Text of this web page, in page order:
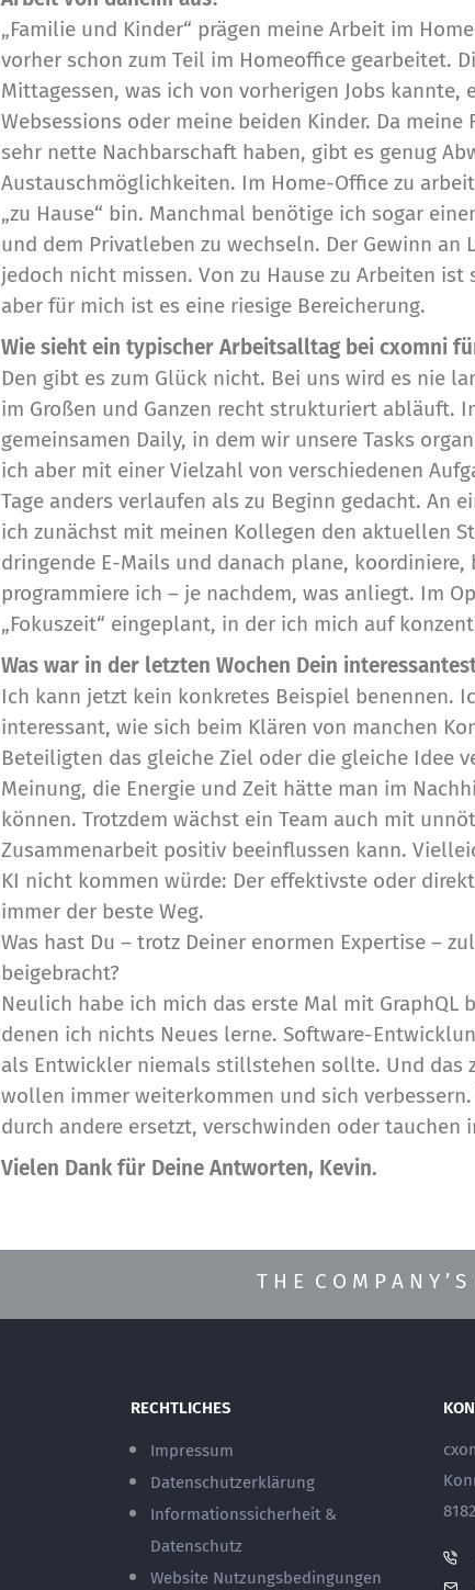
„Familie und Kinder“ prägen meine Arbeit im
vorher schon zum Teil im Homeoffice gearbeitet.
Mittagessen, was ich von vorherigen Jobs kannte,
Websessions oder meine beiden Kinder. Da
sehr nette Nachbarschaft haben, gibt es genug
Austauschmöglichkeiten. Im Home-Office zu
„zu Hause“ bin. Manchmal benötige ich sogar
und dem Privatleben zu wechseln. Der Gewinn an
jedoch nicht missen. Von zu Hause zu Arbeiten
aber für mich ist es eine riesige Bereicherung.
Wie sieht ein typischer Arbeitsalltag bei cxomni
Den gibt es zum Glück nicht. Bei uns wird es nie
im Großen und Ganzen recht strukturiert abläuft.
gemeinsamen Daily, in dem wir unsere Tasks
ich aber mit einer Vielzahl von verschiedenen
Tage anders verlaufen als zu Beginn gedacht. An
ich zunächst mit meinen Kollegen den aktuellen
dringende E-Mails und danach plane, koordiniere,
programmiere ich – je nachdem, was anliegt. Im
„Fokuszeit“ eingeplant, in der ich mich auf
Was war in der letzten Wochen Dein
Ich kann jetzt kein konkretes Beispiel benennen.
interessant, wie sich beim Klären von manchen
Beteiligten das gleiche Ziel oder die gleiche Idee
Meinung, die Energie und Zeit hätte man im
können. Trotzdem wächst ein Team auch mit
Zusammenarbeit positiv beeinflussen kann.
KI nicht kommen würde: Der effektivste oder
immer der beste Weg.
Was hast Du – trotz Deiner enormen Expertise –
beigebracht?
Neulich habe ich mich das erste Mal mit GraphQL
denen ich nichts Neues lerne. Software-
als Entwickler niemals stillstehen sollte. Und das
wollen immer weiterkommen und sich
durch andere ersetzt, verschwinden oder tauchen
Vielen Dank für Deine Antworten, Kevin.
T H E C O M P A N Y ’
RECHTLICHES
Impressum
Datenschutzerklärung
Informationssicherheit &
Datenschutz
Website Nutzungsbedingungen